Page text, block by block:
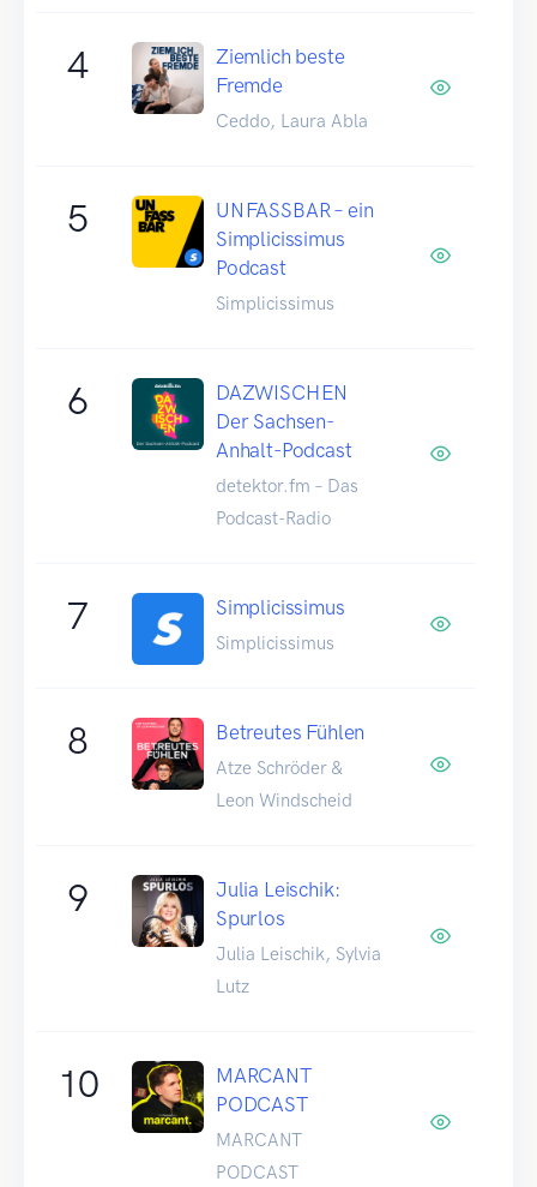
4
Ziemlich beste
Fremde
Ceddo, Laura Abla
5
UNFASSBAR – ein
Simplicissimus
Podcast
Simplicissimus
6
DAZWISCHEN
Der Sachsen-
Anhalt-Podcast
detektor.fm – Das
Podcast-Radio
7 Simplicissimus
Simplicissimus
8 Betreutes Fühlen
Atze Schröder &
Leon Windscheid
9
Julia Leischik:
Spurlos
Julia Leischik, Sylvia
Lutz
10
MARCANT
PODCAST
MARCANT
PODCAST